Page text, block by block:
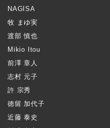
NAGISA
牧 まゆ実
渡部 慎也
Mikio Itou
前澤 章人
志村 元子
許 宗秀
徳留 加代子
近藤 泰史